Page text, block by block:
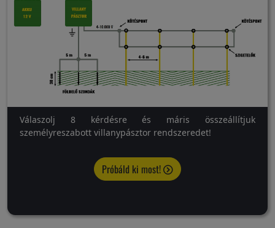
Válaszolj 8 kérdésre és máris összeállítjuk
személyreszabott villanypásztor rendszeredet!
Próbáld ki most!